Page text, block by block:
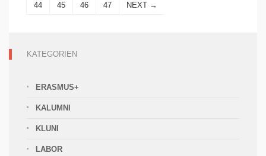
44 45 46 47 NEXT →
KATEGORIEN
ERASMUS+
KALUMNI
KLUNI
LABOR